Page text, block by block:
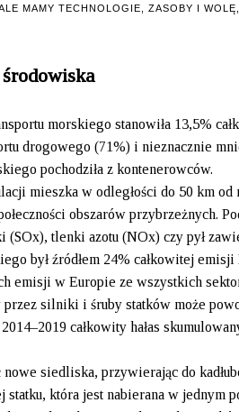
MAMY TECHNOLOGIE, ZASOBY I
morskiego stanowiła 13,5%
drogowego (71%) i nieznacznie
pochodziła z kontenerowców.
mieszka w odległości do 50 km
obszarów przybrzeżnych.
(SOx), tlenki azotu (NOx) czy pył
był źródłem 24% całkowitej
emisji w Europie ze wszystkich
przez silniki i śruby statków może
całkowity hałas
nowe siedliska, przywierając do
statku, która jest nabierana w jednym